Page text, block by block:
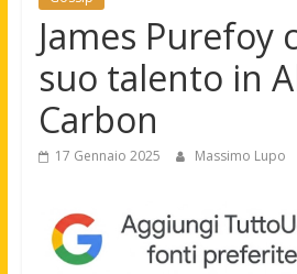
James Purefoy
suo talento in
Carbon
17 Gennaio 2025 Massimo Lupo